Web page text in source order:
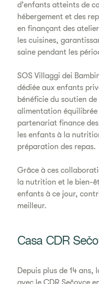
d'enfants atteints de
hébergement et des
en finançant des
les cuisines,
saine pendant les
SOS Villaggi dei
dédiée aux enfants
bénéficie du soutien
alimentation équilibrée
partenariat finance
les enfants à la
préparation des repas.
Grâce à ces
la nutrition et le bien-
enfants à ce jour,
meilleur.
Casa CDR
Depuis plus de 14